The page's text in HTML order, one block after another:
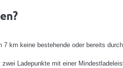
km keine bestehende oder bereits
Ladepunkte mit einer